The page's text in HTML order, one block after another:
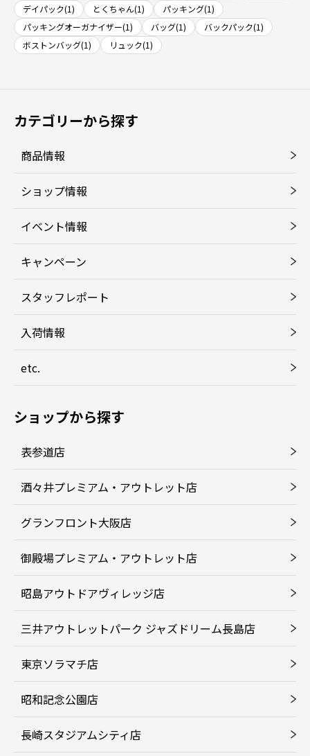
デイパック(1)
とくちゃん(1)
パッキング(1)
パッキングオーガナイザー(1)
バッグ(1)
バックパック(1)
ボストンバッグ(1)
リュック(1)
カテゴリーから探す
商品情報
ショップ情報
イベント情報
キャンペーン
スタッフレポート
入荷情報
etc.
ショップから探す
表参道店
酒々井プレミアム・アウトレット店
グランフロント大阪店
御殿場プレミアム・アウトレット店
昭島アウトドアヴィレッジ店
三井アウトレットパーク ジャズドリーム長島店
東京ソラマチ店
昭和記念公園店
長崎スタジアムシティ店